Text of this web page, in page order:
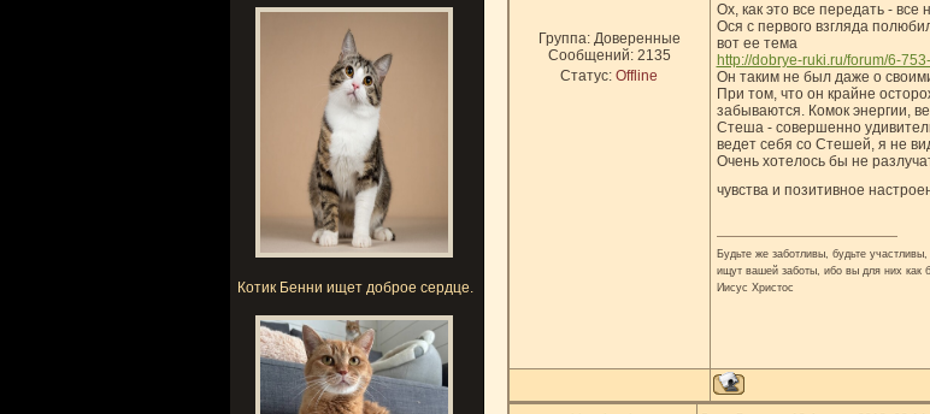
Котик Бенни ищет доброе сердце.
Группа: Доверенные
Сообщений: 2135
Статус: Offline
Ох, как это все передать -
Ося с первого взгляда
вот ее тема
http://dobrye-ruki.ru/forum/6-
Он таким не был даже о
При том, что он крайне
забываются. Комок энергии,
Стеша - совершенно
ведет себя со Стешей, я не
Очень хотелось бы не
чувства и позитивное
Будьте же заботливы, будьте
ищут вашей заботы, ибо вы для них как
Иисус Христос